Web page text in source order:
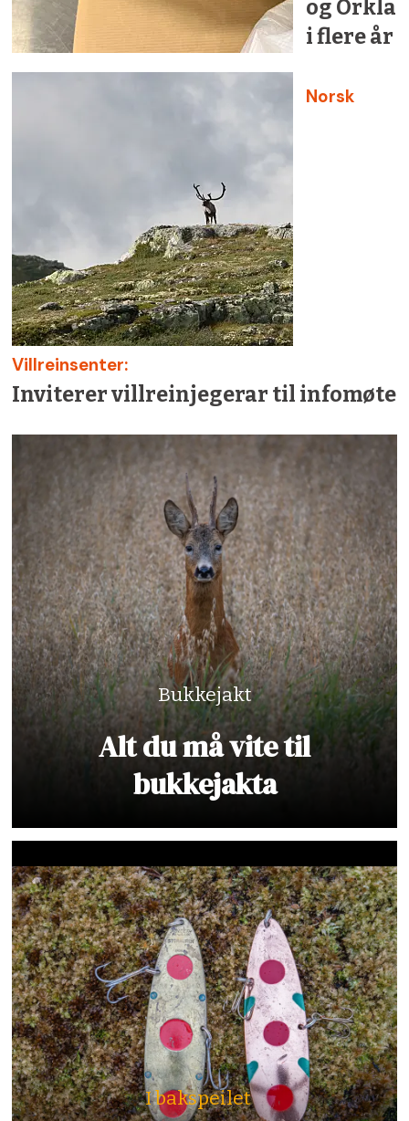
og Orkla
i flere år
Norsk
Villreinsenter:
Inviterer villreinjegerar til infomøte
Bukkejakt
Alt du må vite til
bukkejakta
I bakspeilet